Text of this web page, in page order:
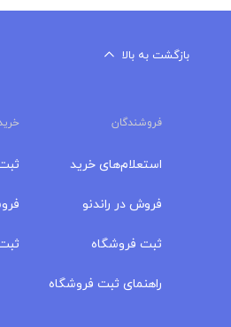
بازگشت به بالا
فروشندگان
استعلام‌های خرید
فروش در راندنو
ثبت فروشگاه
راهنمای ثبت فروشگاه